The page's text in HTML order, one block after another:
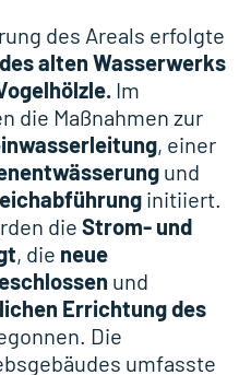
des Areals erfolgte
alten Wasserwerks
Im
die Maßnahmen zur
, einer
und
initiiert.
die Strom- und
, die neue
und
Errichtung des
Die
umfasste